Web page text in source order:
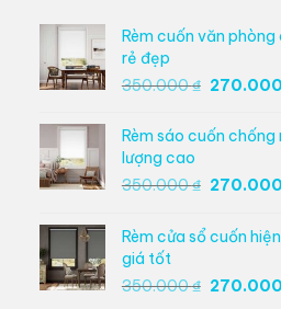
Rèm cuốn văn
rẻ đẹp
350.000₫ Giá
là:
350.000
270.000
Rèm sáo cuốn
lượng cao
350.000₫ Giá
là:
270.000
Rèm cửa sổ cuốn
giá tốt
350.000₫ Giá
270.000